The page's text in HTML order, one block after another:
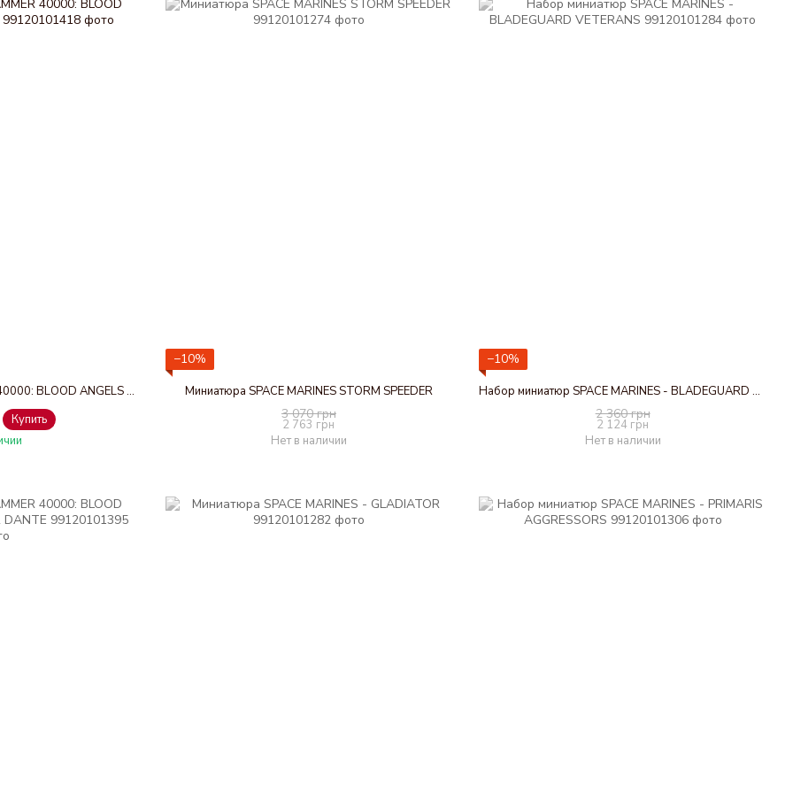
Миниатюра WARHAMMER 40000: BLOOD ANGELS - LEMARTES
Купить
−10%
Миниатюра SPACE MARINES STORM SPEEDER
3 070 грн
2 763 грн
Нет в наличии
−10%
Набор миниатюр SPACE MARINES - BLADEGUARD VETERANS
2 360 грн
2 124 грн
Нет в наличии